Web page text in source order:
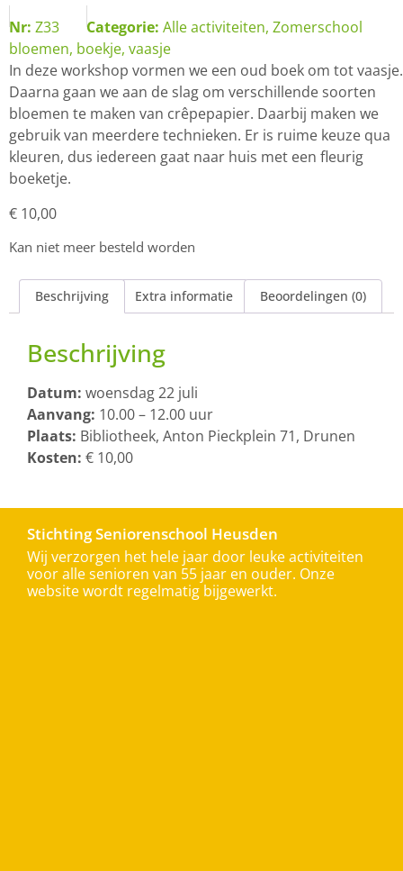
Nr: Z33 Categorie: Alle activiteiten, Zomerschool
bloemen, boekje, vaasje
In deze workshop vormen we een oud boek om tot vaasje.
Daarna gaan we aan de slag om verschillende soorten
bloemen te maken van crêpepapier. Daarbij maken we
gebruik van meerdere technieken. Er is ruime keuze qua
kleuren, dus iedereen gaat naar huis met een fleurig
boeketje.
€ 10,00
Kan niet meer besteld worden
Beschrijving Extra informatie Beoordelingen (0)
Beschrijving
Datum: woensdag 22 juli
Aanvang: 10.00 – 12.00 uur
Plaats: Bibliotheek, Anton Pieckplein 71, Drunen
Kosten: € 10,00
Stichting Seniorenschool Heusden
Wij verzorgen het hele jaar door leuke activiteiten
voor alle senioren van 55 jaar en ouder. Onze
website wordt regelmatig bijgewerkt.